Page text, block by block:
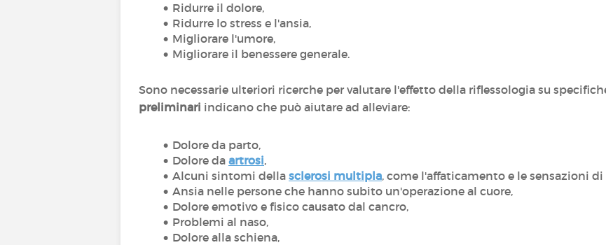
Ridurre il dolore,
Ridurre lo stress e l'ansia,
Migliorare l'umore,
Migliorare il benessere generale.
Sono necessarie ulteriori ricerche per valutare l'effetto della riflessologia su
preliminari indicano che può aiutare ad alleviare:
Dolore da parto,
Dolore da artrosi,
Alcuni sintomi della sclerosi multipla, come l'affaticamento e le sensazioni
Ansia nelle persone che hanno subito un'operazione al cuore,
Dolore emotivo e fisico causato dal cancro,
Problemi al naso,
Dolore alla schiena,